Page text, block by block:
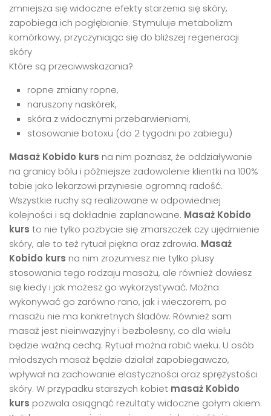
zmniejsza się widoczne efekty starzenia się skóry,
zapobiega ich pogłębianie. Stymuluje metabolizm
komórkowy, przyczyniając się do bliższej regeneracji
skóry
Które są przeciwwskazania?
ropne zmiany ropne,
naruszony naskórek,
skóra z widocznymi przebarwieniami,
stosowanie botoxu (do 2 tygodni po zabiegu)
Masaż Kobido kurs na nim poznasz, że oddziaływanie
na granicy bólu i późniejsze zadowolenie klientki na 100%
tobie jako lekarzowi przyniesie ogromną radość.
Wszystkie ruchy są realizowane w odpowiedniej
kolejności i są dokładnie zaplanowane. Masaż Kobido
kurs to nie tylko pozbycie się zmarszczek czy ujędrnienie
skóry, ale to też rytuał piękna oraz zdrowia. Masaż
Kobido kurs na nim zrozumiesz nie tylko plusy
stosowania tego rodzaju masażu, ale również dowiesz
się kiedy i jak możesz go wykorzystywać. Można
wykonywać go zarówno rano, jak i wieczorem, po
masażu nie ma konkretnych śladów. Również sam
masaż jest nieinwazyjny i bezbolesny, co dla wielu
będzie ważną cechą. Rytuał można robić wieku. U osób
młodszych masaż będzie działał zapobiegawczo,
wpływał na zachowanie elastyczności oraz sprężystości
skóry. W przypadku starszych kobiet masaż Kobido
kurs pozwala osiągnąć rezultaty widoczne gołym okiem.